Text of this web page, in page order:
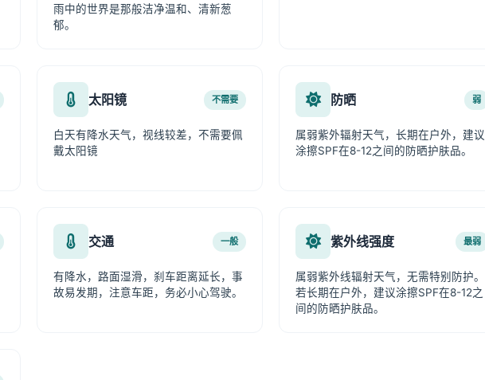
雨中的世界是那般洁净温和、清新葱
郁。
太阳镜 不需要
白天有降水天气，视线较差，不需要佩
戴太阳镜
防晒 弱
属弱紫外辐射天气，长期在户外，建议
涂擦SPF在8-12之间的防晒护肤品。
交通 一般
有降水，路面湿滑，刹车距离延长，事
故易发期，注意车距，务必小心驾驶。
紫外线强度 最弱
属弱紫外线辐射天气，无需特别防护。
若长期在户外，建议涂擦SPF在8-12之
间的防晒护肤品。